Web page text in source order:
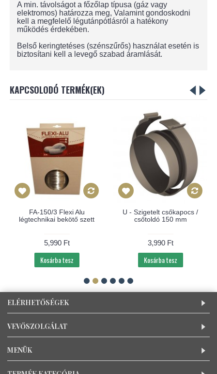
A min. távolságot a főzőlap típusa (gáz vagy
elektromos) határozza meg, Valamint gondoskodni
kell a megfelelő légutánpótlásról a hatékony
működés érdekében.
Belső keringtetéses (szénszűrős) használat esetén is
biztosítani kell a levegő szabad áramlását.
KAPCSOLODÓ TERMÉK(EK)
FA-150/3 Flexi Alu
légtechnikai bekötő szett
5,990 Ft
Kosárba tesz
U - Szigetelt csőkapocs /
csőtoldó 150 mm
3,990 Ft
Kosárba tesz
ELÉRHETŐSÉGEK
VEVŐSZOLGÁLAT
MENÜK